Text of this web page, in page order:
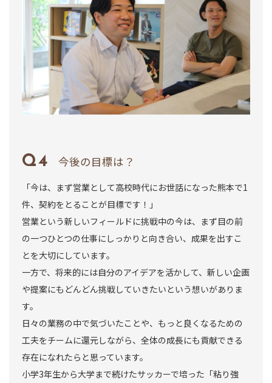
今後の目標は？
「今は、まず営業として高校時代にお世話になった熊本で1
件、契約をとることが目標です！」
営業という新しいフィールドに挑戦中の今は、まず目の前
の一つひとつの仕事にしっかりと向き合い、成果を出すこ
とを大切にしています。
一方で、将来的には自分のアイデアを活かして、新しい企画
や提案にもどんどん挑戦していきたいという想いがありま
す。
日々の業務の中で気づいたことや、もっと良くなるための
工夫をチームに還元しながら、全体の成長にも貢献できる
存在になれたらと思っています。
小学3年生から大学まで続けたサッカーで培った「粘り強